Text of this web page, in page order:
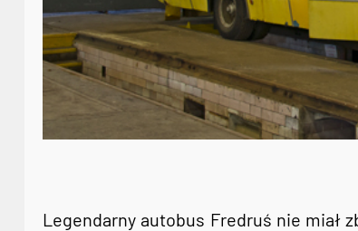
Legendarny autobus Fredruś nie miał